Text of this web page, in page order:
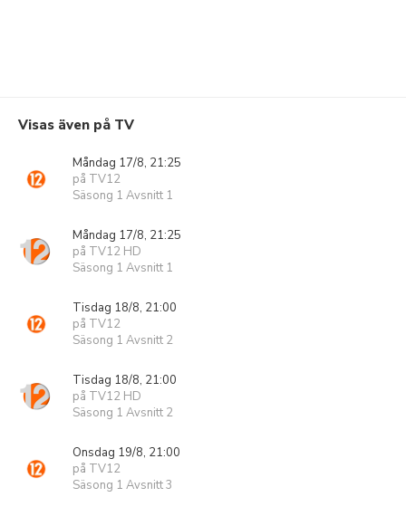
Visas även på TV
Måndag 17/8, 21:25
på TV12
Säsong 1 Avsnitt 1
Måndag 17/8, 21:25
på TV12 HD
Säsong 1 Avsnitt 1
Tisdag 18/8, 21:00
på TV12
Säsong 1 Avsnitt 2
Tisdag 18/8, 21:00
på TV12 HD
Säsong 1 Avsnitt 2
Onsdag 19/8, 21:00
på TV12
Säsong 1 Avsnitt 3